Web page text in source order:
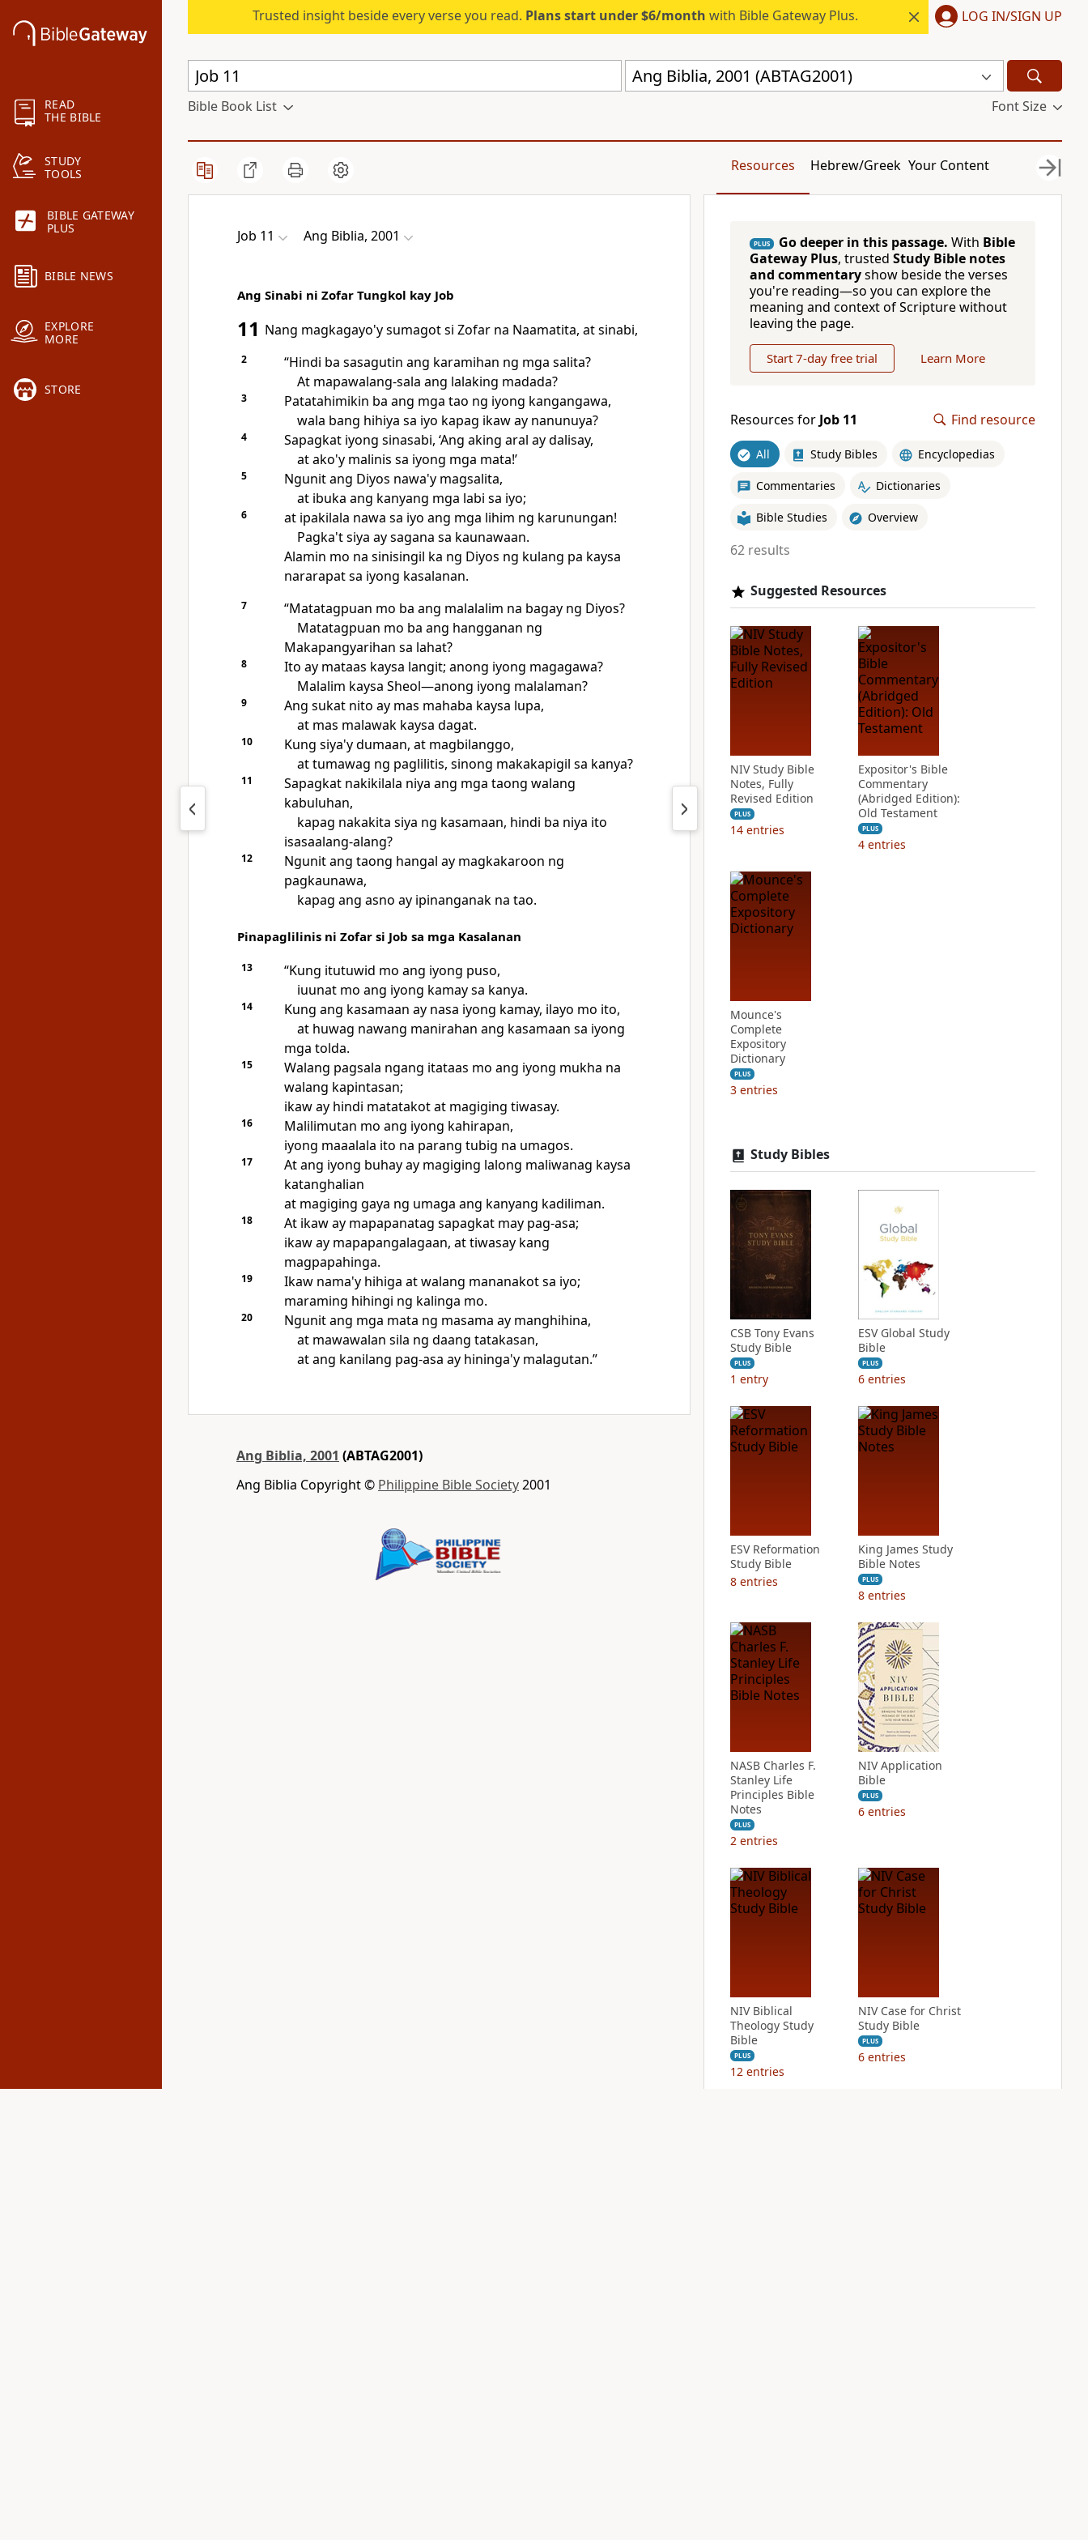
READ
THE BIBLE
STUDY
TOOLS
BIBLE GATEWAY
PLUS
BIBLE NEWS
EXPLORE
MORE
STORE
Trusted insight beside every verse you read. Plans start under $6/month with Bible Gateway Plus. LOG IN/SIGN UP
Ang Biblia, 2001 (ABTAG2001)
Bible Book List Font Size
Resources Hebrew/Greek Your Content
Job 11 Ang Biblia, 2001
Ang Sinabi ni Zofar Tungkol kay Job
11 Nang magkagayo'y sumagot si Zofar na Naamatita, at sinabi,
2
“Hindi ba sasagutin ang karamihan ng mga salita?
At mapawalang-sala ang lalaking madada?
3
Patatahimikin ba ang mga tao ng iyong kangangawa,
wala bang hihiya sa iyo kapag ikaw ay nanunuya?
4
Sapagkat iyong sinasabi, ‘Ang aking aral ay dalisay,
at ako'y malinis sa iyong mga mata!’
5
Ngunit ang Diyos nawa'y magsalita,
at ibuka ang kanyang mga labi sa iyo;
6
at ipakilala nawa sa iyo ang mga lihim ng karunungan!
Pagka't siya ay sagana sa kaunawaan.
Alamin mo na sinisingil ka ng Diyos ng kulang pa kaysa
nararapat sa iyong kasalanan.
7
“Matatagpuan mo ba ang malalalim na bagay ng Diyos?
Matatagpuan mo ba ang hangganan ng
Makapangyarihan sa lahat?
8
Ito ay mataas kaysa langit; anong iyong magagawa?
Malalim kaysa Sheol—anong iyong malalaman?
9
Ang sukat nito ay mas mahaba kaysa lupa,
at mas malawak kaysa dagat.
10
Kung siya'y dumaan, at magbilanggo,
at tumawag ng paglilitis, sinong makakapigil sa kanya?
11
Sapagkat nakikilala niya ang mga taong walang
kabuluhan,
kapag nakakita siya ng kasamaan, hindi ba niya ito
isasaalang-alang?
12
Ngunit ang taong hangal ay magkakaroon ng
pagkaunawa,
kapag ang asno ay ipinanganak na tao.
Pinapaglilinis ni Zofar si Job sa mga Kasalanan
13
“Kung itutuwid mo ang iyong puso,
iuunat mo ang iyong kamay sa kanya.
14
Kung ang kasamaan ay nasa iyong kamay, ilayo mo ito,
at huwag nawang manirahan ang kasamaan sa iyong
mga tolda.
15
Walang pagsala ngang itataas mo ang iyong mukha na
walang kapintasan;
ikaw ay hindi matatakot at magiging tiwasay.
16
Malilimutan mo ang iyong kahirapan,
iyong maaalala ito na parang tubig na umagos.
17
At ang iyong buhay ay magiging lalong maliwanag kaysa
katanghalian
at magiging gaya ng umaga ang kanyang kadiliman.
18
At ikaw ay mapapanatag sapagkat may pag-asa;
ikaw ay mapapangalagaan, at tiwasay kang
magpapahinga.
19
Ikaw nama'y hihiga at walang mananakot sa iyo;
maraming hihingi ng kalinga mo.
20
Ngunit ang mga mata ng masama ay manghihina,
at mawawalan sila ng daang tatakasan,
at ang kanilang pag-asa ay hininga'y malagutan.”
Ang Biblia, 2001 (ABTAG2001)
Ang Biblia Copyright © Philippine Bible Society2001
PLUS Go deeper in this passage. With Bible
Gateway Plus, trusted Study Bible notes
and commentaryshow beside the verses
you're reading—so you can explore the
meaning and context of Scripture without
leaving the page.
Start 7-day free trial Learn More
Resources for Job 11 Find resource
All Study Bibles Encyclopedias
Commentaries Dictionaries
Bible Studies Overview
62 results
Suggested Resources
NIV Study Bible
Notes, Fully
Revised Edition
PLUS
14 entries
Expositor's Bible
Commentary
(Abridged Edition):
Old Testament
PLUS
4 entries
Mounce's
Complete
Expository
Dictionary
PLUS
3 entries
Study Bibles
CSB Tony Evans
Study Bible
PLUS
1 entry
ESV Global Study
Bible
PLUS
6 entries
ESV Reformation
Study Bible
8 entries
King James Study
Bible Notes
PLUS
8 entries
NASB Charles F.
Stanley Life
Principles Bible
Notes
PLUS
2 entries
NIV Application
Bible
PLUS
6 entries
NIV Biblical
Theology Study
Bible
PLUS
12 entries
NIV Case for Christ
Study Bible
PLUS
6 entries